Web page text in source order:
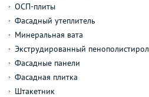
ОСП-плиты
Фасадный утеплитель
Минеральная вата
Экструдированный пенополистирол
Фасадные панели
Фасадная плитка
Штакетник